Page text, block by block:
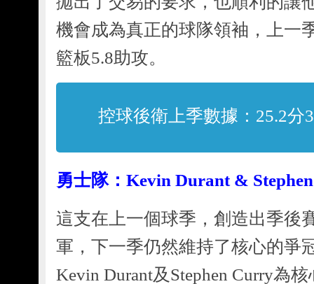
機會成為真正的球隊領袖，上一
籃板5.8助攻。
控球後衛上季數據：25.2分
勇士隊：Kevin Durant &
這支在上一個球季，創造出季後
軍，下一季仍然維持了核心的爭
Kevin Durant及Stephen Curry為